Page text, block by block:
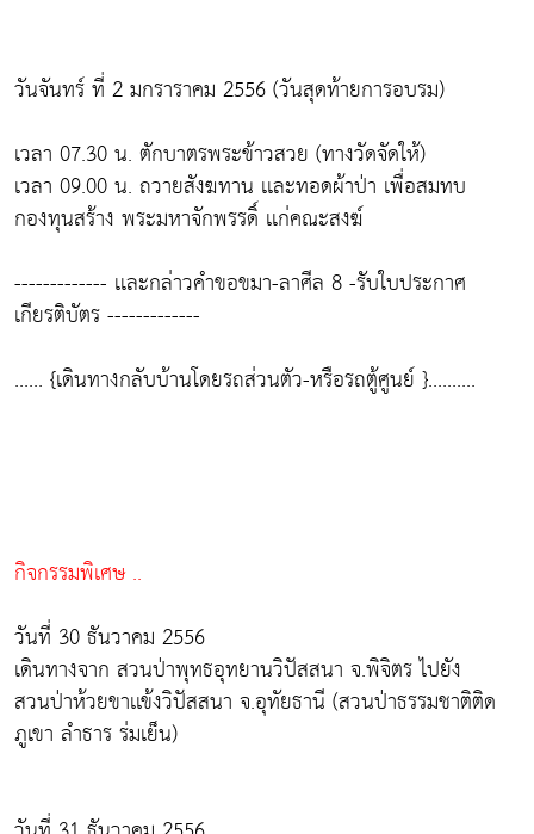
วันจันทร์ ที่ 2 มกราราคม 2556 (วันสุดท้ายการอบรม)
เวลา 07.30 น. ตักบาตรพระข้าวสวย (ทางวัดจัดให้)
เวลา 09.00 น. ถวายสังฆทาน เเละทอดผ้าป่า เพื่อสมทบ
กองทุนสร้าง พระมหาจักพรรดิ์ เเก่คณะสงฆ์
------------- เเละกล่าวคำขอขมา-ลาศีล 8 -รับใบประกาศ
เกียรติบัตร -------------
...... {เดินทางกลับบ้านโดยรถส่วนตัว-หรือรถตู้ศูนย์ }..........
กิจกรรมพิเศษ ..
วันที่ 30 ธันวาคม 2556
เดินทางจาก สวนป่าพุทธอุทยานวิปัสสนา จ.พิจิตร ไปยัง
สวนป่าห้วยขาเเข้งวิปัสสนา จ.อุทัยธานี (สวนป่าธรรมชาติติด
ภูเขา ลำธาร ร่มเย็น)